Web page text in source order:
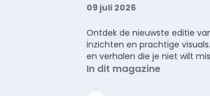
09 juli 2026
Ontdek de nieuwste editie
inzichten en prachtige
en verhalen die je niet wilt
In dit magazine